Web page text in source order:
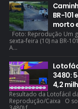
BR-
morto
Foto: Reprodução Um
sexta-feira (10) na BR-
A...
3480:
4,2
Resultado da Lotofácil
Reprodução/Caixa O